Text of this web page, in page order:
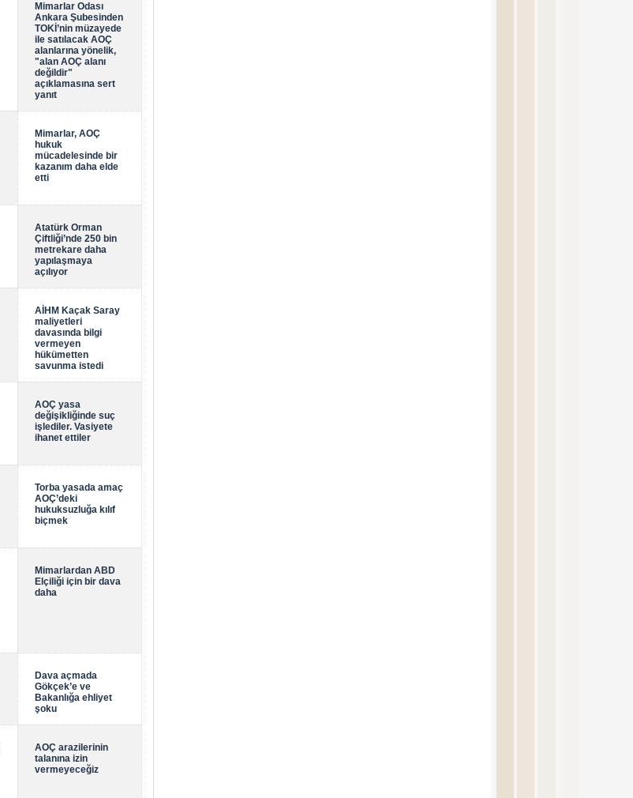
Mimarlar Odası
Ankara Şubesinden
TOKİ’nin müzayede
ile satılacak AOÇ
alanlarına yönelik,
"alan AOÇ alanı
değildir"
açıklamasına sert
yanıt
Mimarlar, AOÇ
hukuk
mücadelesinde bir
kazanım daha elde
etti
Atatürk Orman
Çiftliği’nde 250 bin
metrekare daha
yapılaşmaya
açılıyor
AİHM Kaçak Saray
maliyetleri
davasında bilgi
vermeyen
hükümetten
savunma istedi
AOÇ yasa
değişikliğinde suç
işlediler. Vasiyete
ihanet ettiler
Torba yasada amaç
AOÇ’deki
hukuksuzluğa kılıf
biçmek
Mimarlardan ABD
Elçiliği için bir dava
daha
Dava açmada
Gökçek’e ve
Bakanlığa ehliyet
şoku
AOÇ arazilerinin
talanına izin
vermeyeceğiz